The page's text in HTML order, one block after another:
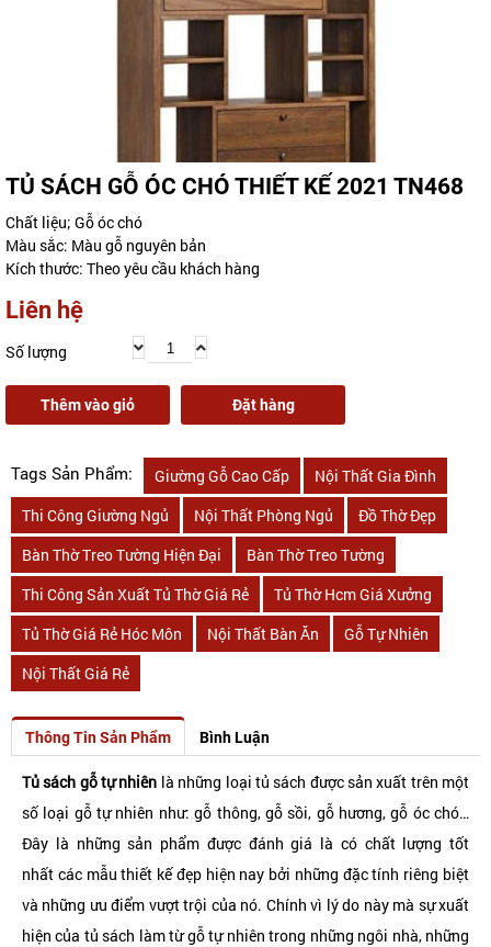
TỦ SÁCH GỖ ÓC CHÓ THIẾT KẾ 2021 TN468
Chất liệu; Gỗ óc chó
Màu sắc: Màu gỗ nguyên bản
Kích thước: Theo yêu cầu khách hàng
Liên hệ
Số lượng
Thêm vào giỏ Đặt hàng
Tags Sản Phẩm: Giường Gỗ Cao Cấp
Nội Thất Gia Đình
Thi Công Giường Ngủ
Nội Thất Phòng Ngủ
Đồ Thờ Đẹp
Bàn Thờ Treo Tường Hiện Đại
Bàn Thờ Treo Tường
Thi Công Sản Xuất Tủ Thờ Giá Rẻ
Tủ Thờ Hcm Giá Xưởng
Tủ Thờ Giá Rẻ Hóc Môn
Nội Thất Bàn Ăn
Gỗ Tự Nhiên
Nội Thất Giá Rẻ
Thông Tin Sản Phẩm Bình Luận
Tủ sách gỗ tự nhiên là những loại tủ sách được sản xuất trên một
số loại gỗ tự nhiên như: gỗ thông, gỗ sồi, gỗ hương, gỗ óc chó…
Đây là những sản phẩm được đánh giá là có chất lượng tốt
nhất các mẫu thiết kế đẹp hiện nay bởi những đặc tính riêng biệt
và những ưu điểm vượt trội của nó. Chính vì lý do này mà sự xuất
hiện của tủ sách làm từ gỗ tự nhiên trong những ngôi nhà, những